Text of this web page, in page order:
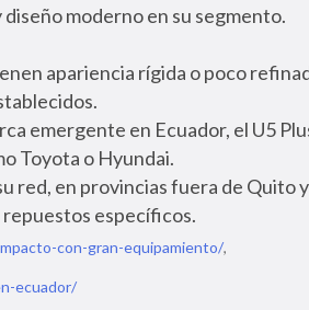
moderno en su segmento.
apariencia rígida o poco
emergente en Ecuador, el U5
Toyota o Hyundai.
red, en provincias fuera de Quito y
específicos.
con-gran-equipamiento/,
ecuador/